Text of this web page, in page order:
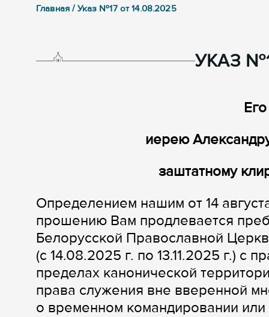
Главная / Указ №17 от 14.08.2025
УКАЗ
иерею
заштатному
Определением нашим от 14
прошению Вам продлевается
Белорусской Православной
(с 14.08.2025 г. по 13.11.2025 г.) с
пределах канонической
права служения вне вверенной
о временном командировании